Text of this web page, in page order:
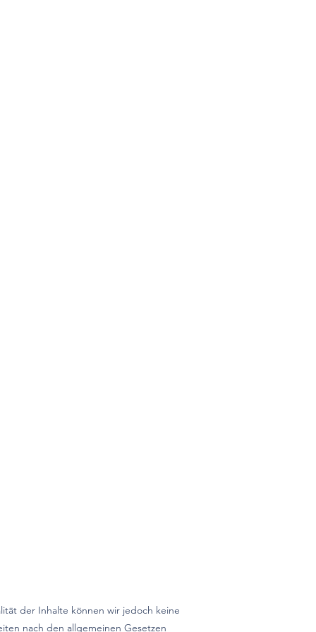
der Inhalte können wir jedoch keine
nach den allgemeinen Gesetzen